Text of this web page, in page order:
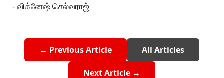
- விக்னேஷ் செல்வராஜ்
← Previous Article All Articles
Next Article →